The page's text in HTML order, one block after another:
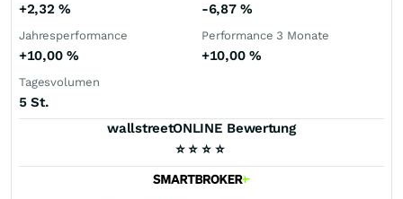
+2,32% -6,87%
Jahresperformance
+10,00 %
Performance 3 Monate
+10,00 %
Tagesvolumen
5 St.
wallstreetONLINE Bewertung
⭐ ⭐ ⭐ ⭐